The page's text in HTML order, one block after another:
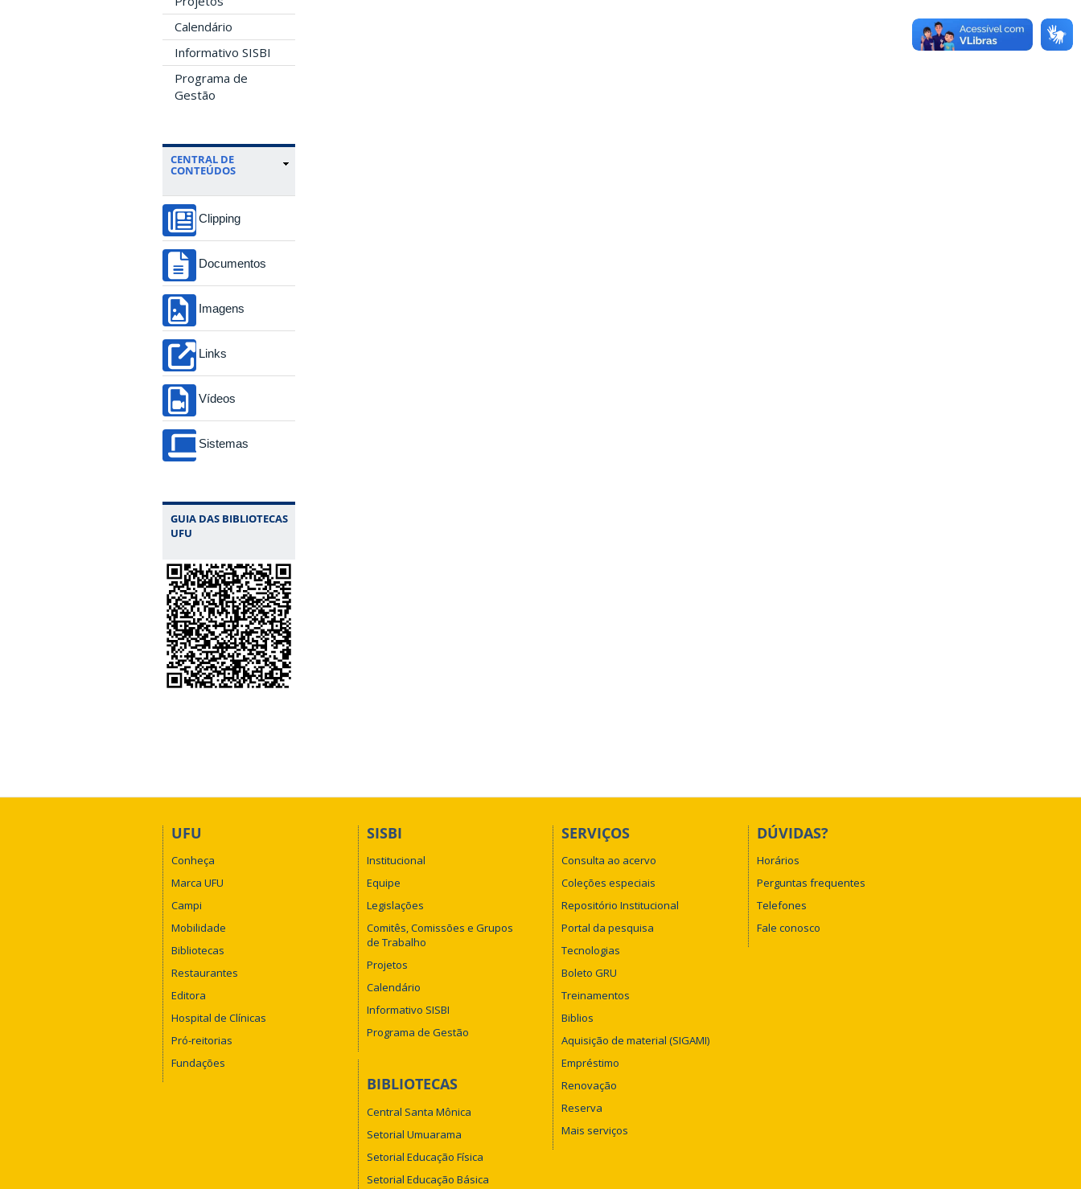
Calendário
Informativo SISBI
Programa de
Gestão
CENTRAL DE
CONTEÚDOS
Clipping
Documentos
Imagens
Links
Vídeos
Sistemas
GUIA DAS BIBLIOTECAS
UFU
UFU
Conheça
Marca UFU
Campi
Mobilidade
Bibliotecas
Restaurantes
Editora
Hospital de Clínicas
Pró-reitorias
Fundações
SISBI
Institucional
Equipe
Legislações
Comitês, Comissões e Grupos
de Trabalho
Projetos
Calendário
Informativo SISBI
Programa de Gestão
BIBLIOTECAS
Central Santa Mônica
Setorial Umuarama
Setorial Educação Física
Setorial Educação Básica
SERVIÇOS
Consulta ao acervo
Coleções especiais
Repositório Institucional
Portal da pesquisa
Tecnologias
Boleto GRU
Treinamentos
Biblios
Aquisição de material (SIGAMI)
Empréstimo
Renovação
Reserva
Mais serviços
DÚVIDAS?
Horários
Perguntas frequentes
Telefones
Fale conosco